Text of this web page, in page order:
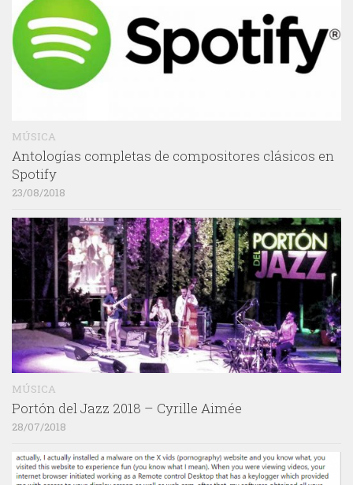
MÚSICA
Antologías completas de compositores clásicos en
Spotify
23/08/2018
MÚSICA
Portón del Jazz 2018 – Cyrille Aimée
28/07/2018